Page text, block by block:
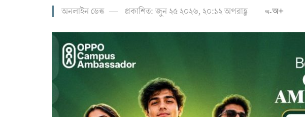
অনলাইন ডেস্ক প্রকাশিত: জুন ২৫ ২০২৬, ২০:১২ অপরাহ্ণ অ-অ+